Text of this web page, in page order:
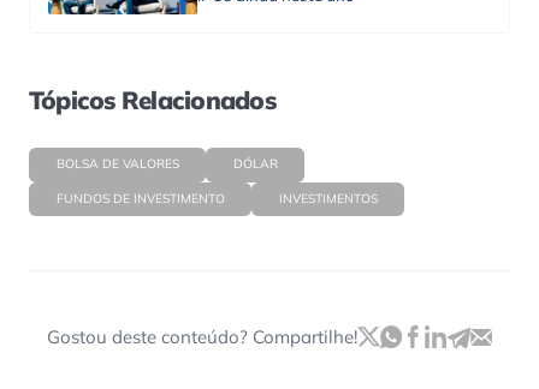
Tópicos Relacionados
BOLSA DE VALORES DÓLAR
FUNDOS DE INVESTIMENTO INVESTIMENTOS
Gostou deste conteúdo? Compartilhe!